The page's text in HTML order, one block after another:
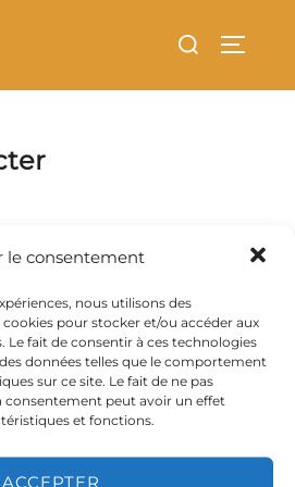
le consentement
nous utilisons des
pour stocker et/ou accéder aux
Le fait de consentir à ces technologies
données telles que le comportement
sur ce site. Le fait de ne pas
consentement peut avoir un effet
et fonctions.
ACCEPTER
Rechercher :
DA.MAS :
(C.sar)
ou